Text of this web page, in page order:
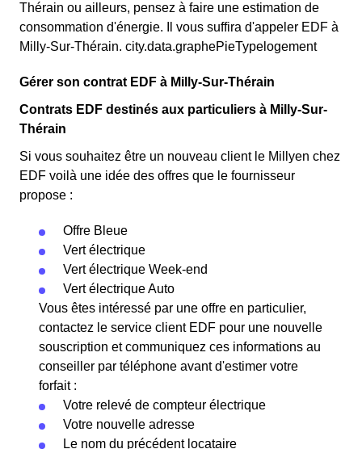
Thérain ou ailleurs, pensez à faire une estimation de
consommation d'énergie. Il vous suffira d'appeler EDF à
Milly-Sur-Thérain. city.data.graphePieTypelogement
Gérer son contrat EDF à Milly-Sur-Thérain
Contrats EDF destinés aux particuliers à Milly-Sur-
Thérain
Si vous souhaitez être un nouveau client le Millyen chez
EDF voilà une idée des offres que le fournisseur
propose :
Offre Bleue
Vert électrique
Vert électrique Week-end
Vert électrique Auto
Vous êtes intéressé par une offre en particulier,
contactez le service client EDF pour une nouvelle
souscription et communiquez ces informations au
conseiller par téléphone avant d'estimer votre
forfait :
Votre relevé de compteur électrique
Votre nouvelle adresse
Le nom du précédent locataire